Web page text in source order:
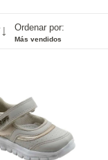
Ordenar por:
Más vendidos